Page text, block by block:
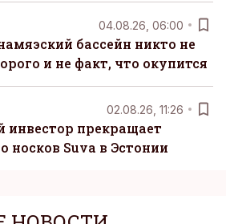
04.08.26, 06:00
бассейн никто не
и не факт, что окупится
02.08.26, 11:26
инвестор прекращает
носков Suva в Эстонии